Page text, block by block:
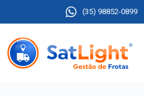
(35) 98852-0899